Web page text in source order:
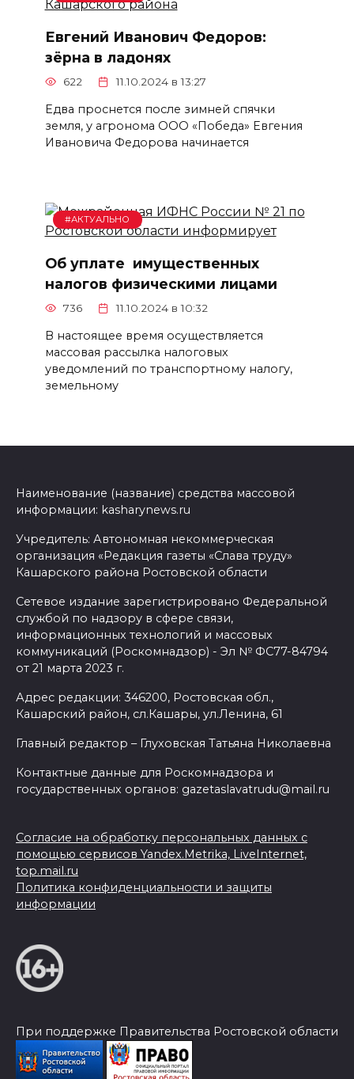
Евгений Иванович Федоров:
зёрна в ладонях
622 11.10.2024 в 13:27
Едва проснется после зимней спячки
земля, у агронома ООО «Победа» Евгения
Ивановича Федорова начинается
#АКТУАЛЬНО
Об уплате имущественных
налогов физическими лицами
736 11.10.2024 в 10:32
В настоящее время осуществляется
массовая рассылка налоговых
уведомлений по транспортному налогу,
земельному
Наименование (название) средства массовой
информации: kasharynews.ru
Учредитель: Автономная некоммерческая
организация «Редакция газеты «Слава труду»
Кашарского района Ростовской области
Сетевое издание зарегистрировано Федеральной
службой по надзору в сфере связи,
информационных технологий и массовых
коммуникаций (Роскомнадзор) - Эл № ФС77-84794
от 21 марта 2023 г.
Адрес редакции: 346200, Ростовская обл.,
Кашарский район, сл.Кашары, ул.Ленина, 61
Главный редактор – Глуховская Татьяна Николаевна
Контактные данные для Роскомнадзора и
государственных органов: gazetaslavatrudu@mail.ru
Согласие на обработку персональных данных с
помощью сервисов Yandex.Metrika, LiveInternet,
top.mail.ru
Политика конфиденциальности и защиты
информации
При поддержке Правительства Ростовской области